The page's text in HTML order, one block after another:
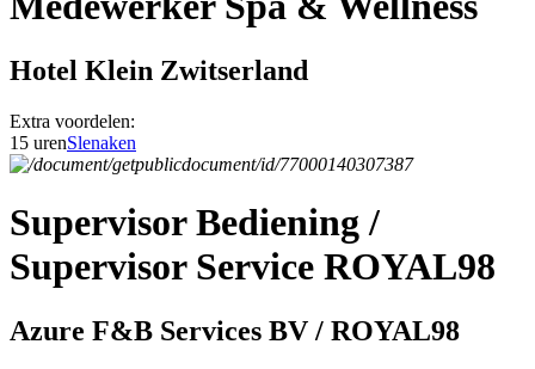
Hotel Klein Zwitserland
Extra voordelen:
15 urenSlenaken
Supervisor Bediening /
Supervisor Service ROYAL98
Azure F&B Services BV / ROYAL98